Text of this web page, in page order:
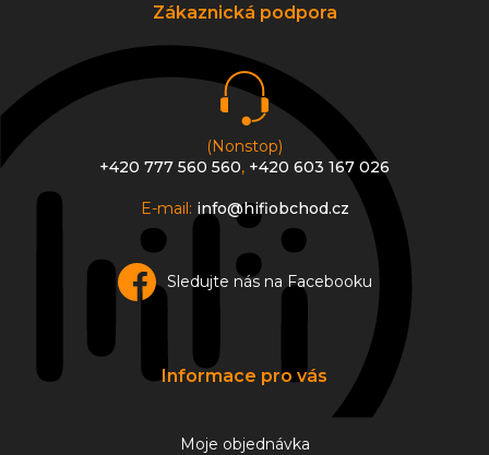
Zákaznická podpora
(Nonstop)
+420 777 560 560, +420 603 167 026
E-mail: info@hifiobchod.cz
Sledujte nás na Facebooku
Informace pro vás
Moje objednávka